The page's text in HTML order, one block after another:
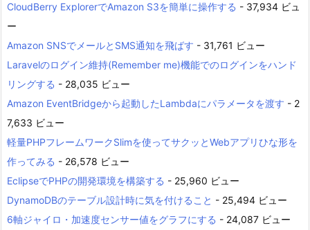
CloudBerry ExplorerでAmazon S3を簡単に操作する - 37,934 ビュ
ー
Amazon SNSでメールとSMS通知を飛ばす - 31,761 ビュー
Laravelのログイン維持(Remember me)機能でのログインをハンド
リングする - 28,035 ビュー
Amazon EventBridgeから起動したLambdaにパラメータを渡す - 2
7,633 ビュー
軽量PHPフレームワークSlimを使ってサクッとWebアプリひな形を
作ってみる - 26,578 ビュー
EclipseでPHPの開発環境を構築する - 25,960 ビュー
DynamoDBのテーブル設計時に気を付けること - 25,494 ビュー
6軸ジャイロ・加速度センサー値をグラフにする - 24,087 ビュー